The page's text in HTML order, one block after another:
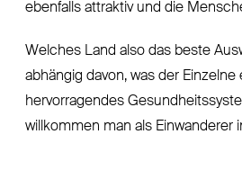
ebenfalls attraktiv und die
Welches Land also das beste
abhängig davon, was der
hervorragendes
willkommen man als